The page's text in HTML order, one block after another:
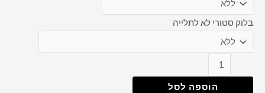
בלוק סטורי לא לתלייה
הוספה לסל